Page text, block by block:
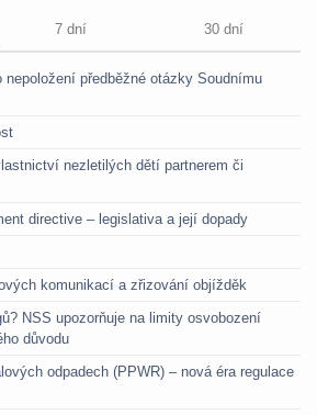
7 dní 30 dní
nepoložení předběžné otázky Soudnímu
nezletilých dětí partnerem či
directive – legislativa a její dopady
komunikací a zřizování objížděk
NSS upozorňuje na limity osvobození
důvodu
odpadech (PPWR) – nová éra regulace